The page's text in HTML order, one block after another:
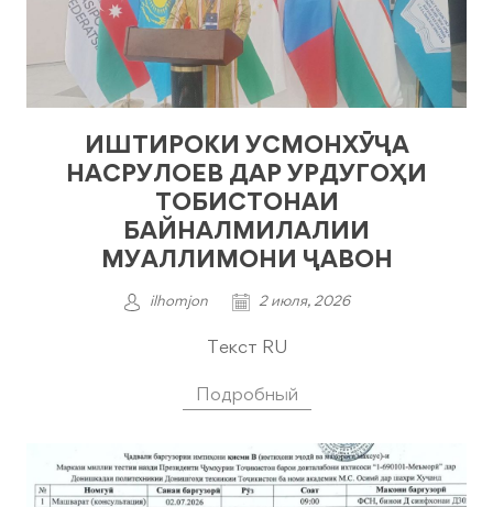
ИШТИРОКИ УСМОНХӮҶА
НАСРУЛОЕВ ДАР УРДУГОҲИ
ТОБИСТОНАИ
БАЙНАЛМИЛАЛИИ
МУАЛЛИМОНИ ҶАВОН
ilhomjon 2 июля, 2026
Текст RU
Подробный